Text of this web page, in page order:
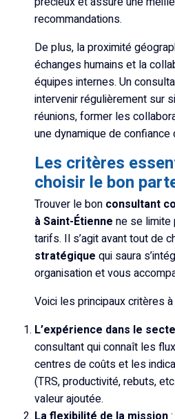
recommandations.
De plus, la proximité
échanges humains et la
équipes internes. Un
intervenir régulièrement sur
réunions, former les
une dynamique de confiance
Les critères
choisir le bon
Trouver le bon consultant
à Saint-Étienne ne se limite
tarifs. Il s’agit avant tout de
stratégique qui saura
organisation et vous
Voici les principaux critères
L’expérience dans le
consultant qui connaît les
centres de coûts et les
(TRS, productivité, rebuts,
valeur ajoutée.